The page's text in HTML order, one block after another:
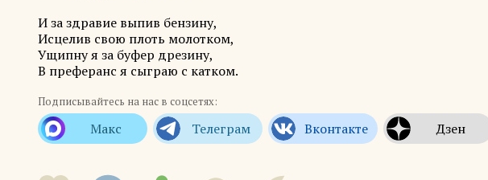
И за здравие выпив бензину,
Исцелив свою плоть молотком,
Ущипну я за буфер дрезину,
В преферанс я сыграю с катком.
Подписывайтесь на нас в соцсетях: